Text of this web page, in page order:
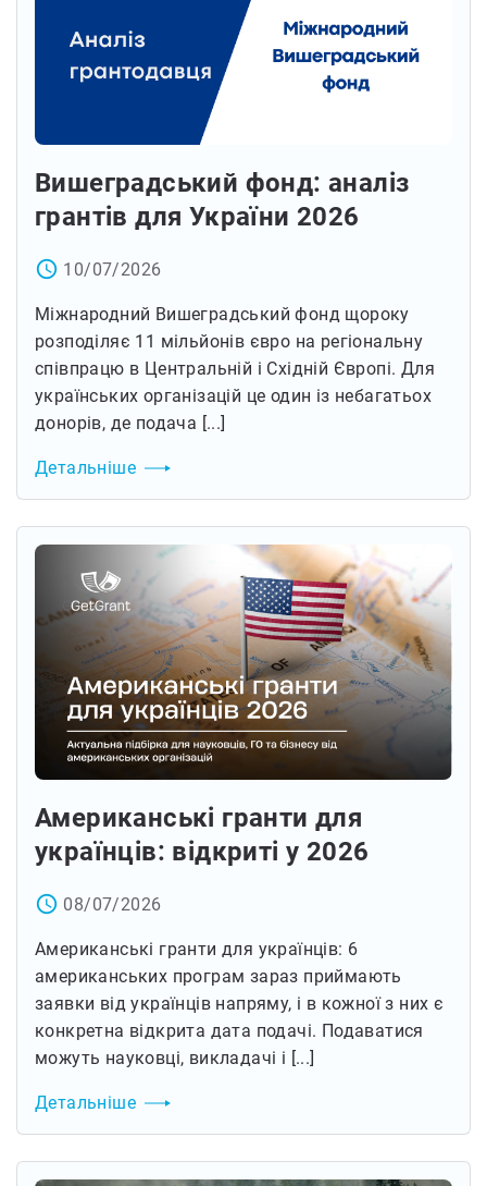
Вишеградський фонд: аналіз
грантів для України 2026
access_time 10/07/2026
Міжнародний Вишеградський фонд щороку
розподіляє 11 мільйонів євро на регіональну
співпрацю в Центральній і Східній Європі. Для
українських організацій це один із небагатьох
донорів, де подача [...]
Детальніше
Американські гранти для
українців: відкриті у 2026
access_time 08/07/2026
Американські гранти для українців: 6
американських програм зараз приймають
заявки від українців напряму, і в кожної з них є
конкретна відкрита дата подачі. Подаватися
можуть науковці, викладачі і [...]
Детальніше